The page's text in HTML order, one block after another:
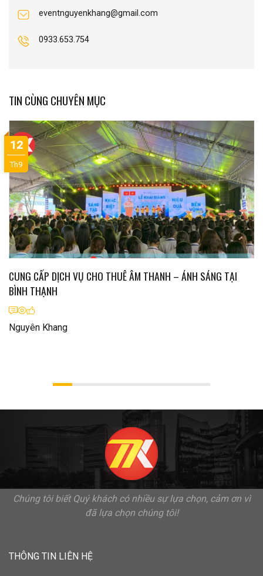
eventnguyenkhang@gmail.com
0933.653.754
TIN CÙNG CHUYÊN MỤC
CUNG CẤP DỊCH VỤ CHO THUÊ ÂM THANH – ÁNH SÁNG TẠI
BÌNH THẠNH
Nguyên Khang
12
Th9
Chúng tôi biết Quý khách có nhiều sự lựa chọn, cảm ơn vì
đã lựa chọn chúng tôi!
THÔNG TIN LIÊN HỆ